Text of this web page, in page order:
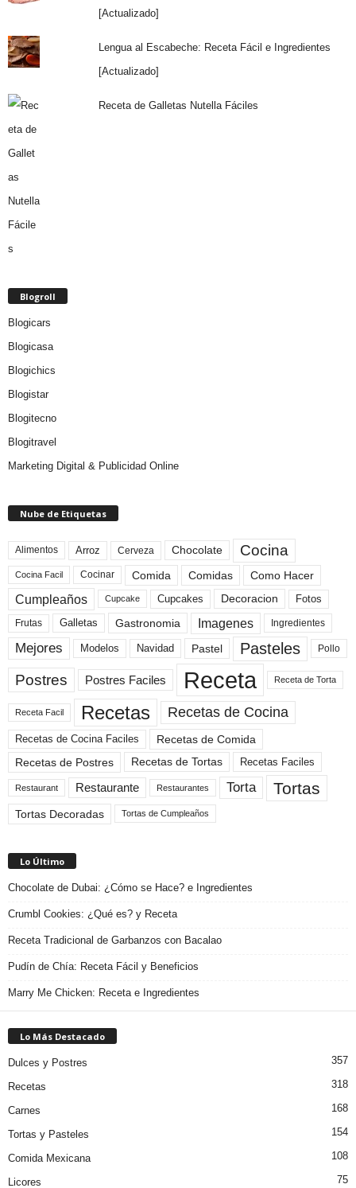
[Actualizado]
Lengua al Escabeche: Receta Fácil e Ingredientes
[Actualizado]
Receta de Galletas Nutella Fáciles
Blogroll
Blogicars
Blogicasa
Blogichics
Blogistar
Blogitecno
Blogitravel
Marketing Digital & Publicidad Online
Nube de Etiquetas
Alimentos Arroz Cerveza Chocolate Cocina
Cocina Facil Cocinar Comida Comidas Como Hacer
Cumpleaños Cupcake Cupcakes Decoracion Fotos
Frutas Galletas Gastronomia Imagenes Ingredientes
Mejores Modelos Navidad Pastel Pasteles Pollo
Postres Postres Faciles Receta Receta de Torta
Receta Facil Recetas Recetas de Cocina
Recetas de Cocina Faciles
Recetas de Comida
Recetas de Postres
Recetas de Tortas Recetas Faciles
Restaurant Restaurante Restaurantes Torta Tortas
Tortas Decoradas Tortas de Cumpleaños
Lo Último
Chocolate de Dubai: ¿Cómo se Hace? e Ingredientes
Crumbl Cookies: ¿Qué es? y Receta
Receta Tradicional de Garbanzos con Bacalao
Pudín de Chía: Receta Fácil y Beneficios
Marry Me Chicken: Receta e Ingredientes
Lo Más Destacado
Dulces y Postres 357
Recetas 318
Carnes 168
Tortas y Pasteles 154
Comida Mexicana 108
Licores 75